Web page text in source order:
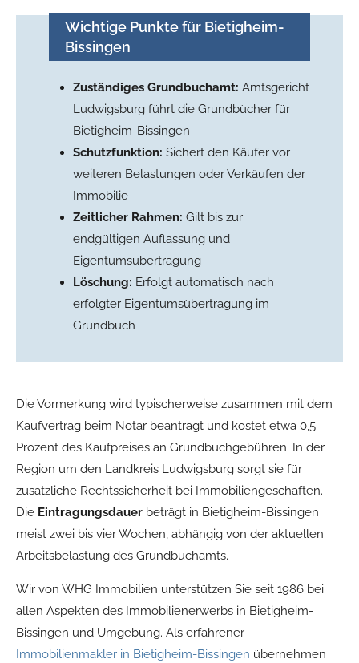
Wichtige Punkte für Bietigheim-
Bissingen
Zuständiges Grundbuchamt: Amtsgericht
Ludwigsburg führt die Grundbücher für
Bietigheim-Bissingen
Schutzfunktion: Sichert den Käufer vor
weiteren Belastungen oder Verkäufen der
Immobilie
Zeitlicher Rahmen: Gilt bis zur
endgültigen Auflassung und
Eigentumsübertragung
Löschung: Erfolgt automatisch nach
erfolgter Eigentumsübertragung im
Grundbuch
Die Vormerkung wird typischerweise zusammen mit dem
Kaufvertrag beim Notar beantragt und kostet etwa 0,5
Prozent des Kaufpreises an Grundbuchgebühren. In der
Region um den Landkreis Ludwigsburg sorgt sie für
zusätzliche Rechtssicherheit bei Immobiliengeschäften.
Die Eintragungsdauer beträgt in Bietigheim-Bissingen
meist zwei bis vier Wochen, abhängig von der aktuellen
Arbeitsbelastung des Grundbuchamts.
Wir von WHG Immobilien unterstützen Sie seit 1986 bei
allen Aspekten des Immobilienerwerbs in Bietigheim-
Bissingen und Umgebung. Als erfahrener
Immobilienmakler in Bietigheim-Bissingen übernehmen